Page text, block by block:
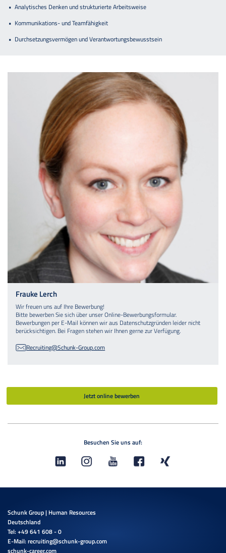
Analytisches Denken und strukturierte Arbeitsweise
Kommunikations- und Teamfähigkeit
Durchsetzungsvermögen und Verantwortungsbewusstsein
Frauke Lerch
Wir freuen uns auf Ihre Bewerbung!
Bitte bewerben Sie sich über unser Online-Bewerbungsformular.
Bewerbungen per E-Mail können wir aus Datenschutzgründen leider nicht
berücksichtigen. Bei Fragen stehen wir Ihnen gerne zur Verfügung.
Recruiting@Schunk-Group.com
Jetzt online bewerben
Besuchen Sie uns auf:
Schunk Group | Human Resources
Deutschland
Tel: +49 641 608 - 0
E-Mail:recruiting@schunk-group.com
schunk-career.com